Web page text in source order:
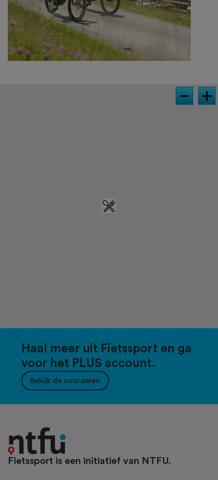
Haal meer uit Fietssport en ga
voor het PLUS account.
Bekijk de voordelen
Fietssport is een initiatief van NTFU.